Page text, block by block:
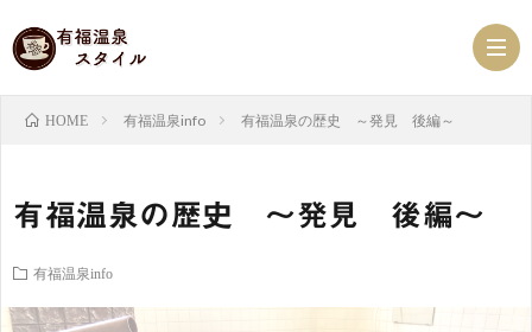
HOME 有福温泉info 有福温泉の歴史 ～発見 後編～
有福温泉の歴史 ～発見 後編～
有福温泉info